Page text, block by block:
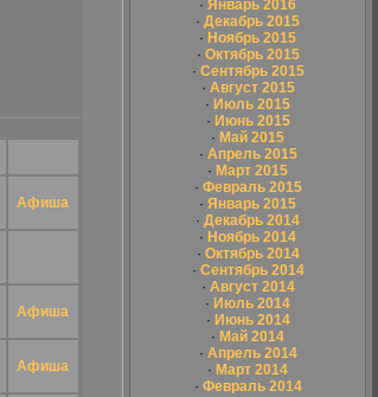
Афиша
Афиша
Афиша
· Январь 2016
· Декабрь 2015
· Ноябрь 2015
· Октябрь 2015
· Сентябрь 2015
· Август 2015
· Июль 2015
· Июнь 2015
· Май 2015
· Апрель 2015
· Март 2015
· Февраль 2015
· Январь 2015
· Декабрь 2014
· Ноябрь 2014
· Октябрь 2014
· Сентябрь 2014
· Август 2014
· Июль 2014
· Июнь 2014
· Май 2014
· Апрель 2014
· Март 2014
· Февраль 2014